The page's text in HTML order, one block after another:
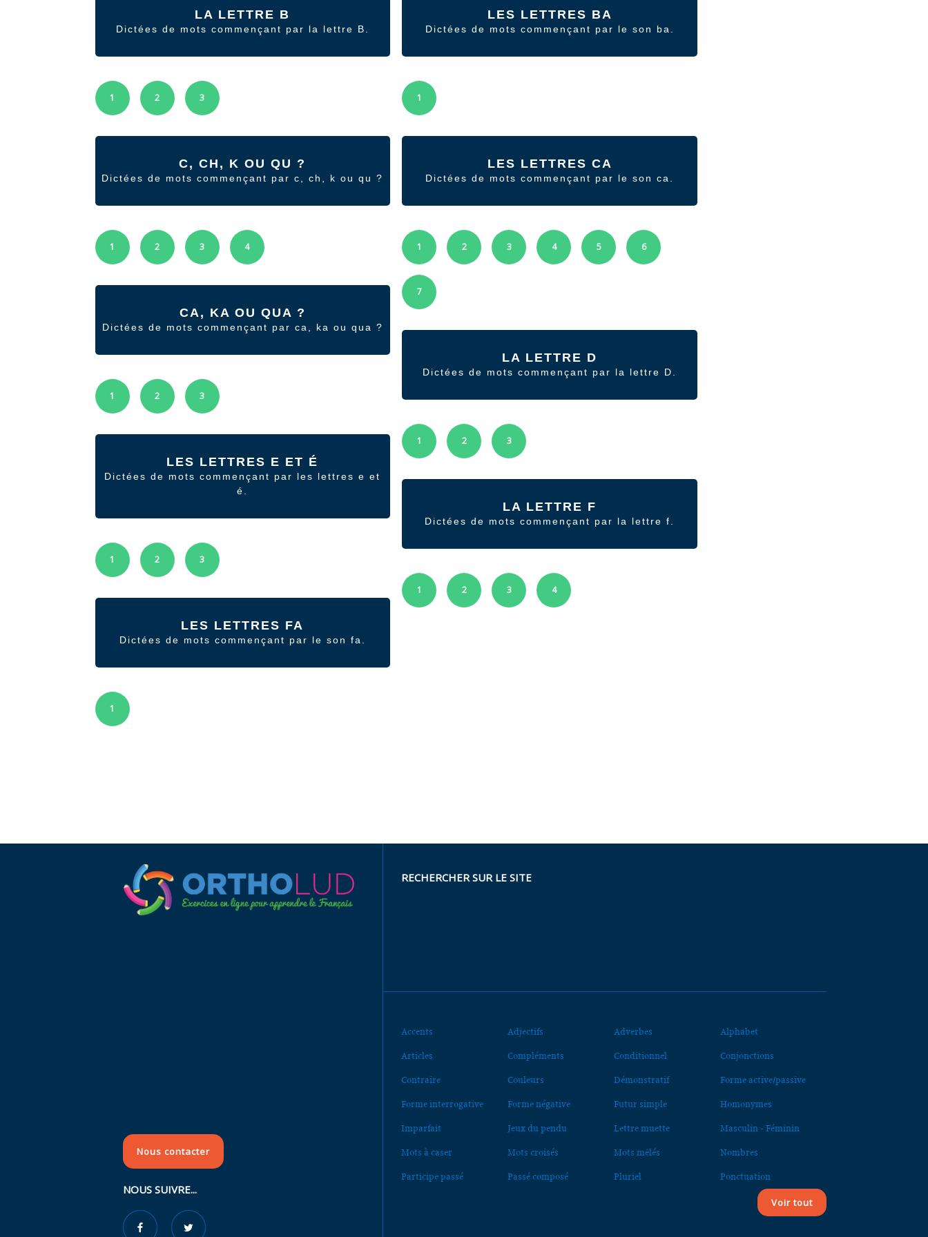
LA LETTRE B
Dictées de mots commençant par la lettre B.
1 2 3
C, CH, K OU QU ?
Dictées de mots commençant par c, ch, k ou qu ?
1 2 3 4
CA, KA OU QUA ?
Dictées de mots commençant par ca, ka ou qua ?
1 2 3
LES LETTRES E ET É
Dictées de mots commençant par les lettres e et
é.
1 2 3
LES LETTRES FA
Dictées de mots commençant par le son fa.
1
LES LETTRES BA
Dictées de mots commençant par le son ba.
1
LES LETTRES CA
Dictées de mots commençant par le son ca.
1 2 3 4 5 6
7
LA LETTRE D
Dictées de mots commençant par la lettre D.
1 2 3
LA LETTRE F
Dictées de mots commençant par la lettre f.
1 2 3 4
Nous contacter
NOUS SUIVRE...
RECHERCHER SUR LE SITE
Accents Adjectifs Adverbes Alphabet
Articles Compléments Conditionnel Conjonctions
Contraire Couleurs Démonstratif Forme active/passive
Forme interrogative Forme négative Futur simple Homonymes
Imparfait Jeux du pendu Lettre muette Masculin - Féminin
Mots à caser Mots croisés Mots mêlés Nombres
Participe passé Passé composé Pluriel Ponctuation
Voir tout